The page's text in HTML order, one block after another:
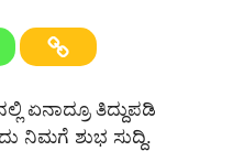
ಏನಾದ್ರೂ ತಿದ್ದುಪಡಿ
ನಿಮಗೆ ಶುಭ ಸುದ್ದಿ.